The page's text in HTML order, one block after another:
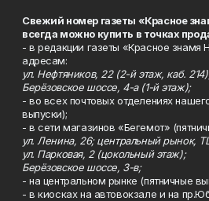
Свежий номер газеты «Красное
всегда можно купить в точках
- в редакции газеты «Красное знамя
адресам:
ул. Нефтяников, 22 (2-й этаж, каб.
Берёзовское шоссе, 4-а (1-й этаж);
- во всех почтовых отделениях
выпуски);
- в сети магазинов «Бегемот»
ул. Ленина, 26; центральный рынок,
ул. Парковая, 2 (цокольный этаж);
Берёзовское шоссе, 3-в;
- на центральном рынке (пятничные
- в киосках на автовокзале и на